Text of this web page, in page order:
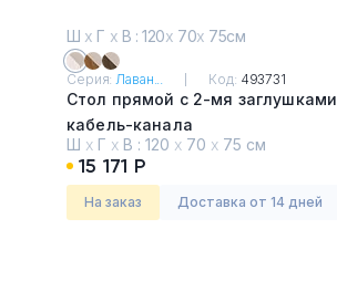
Ш х Г х В : 120х 70х 75см
Серия:Лаван... Код: 493731
Стол прямой с 2-мя заглушками
кабель-канала
Таксония светлая и бежевый
песок
Ш х Г х В : 120 х 70 х 75 см
15 171 Р
На заказ Доставка от 14 дней